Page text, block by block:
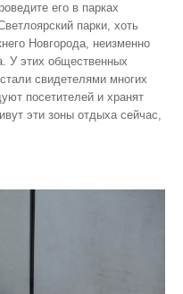
его в парках
парки, хоть
Новгорода, неизменно
У этих общественных
свидетелями многих
посетителей и хранят
эти зоны отдыха сейчас,